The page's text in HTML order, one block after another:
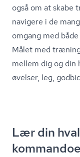
også om at skabe
navigere i de
omgang med
Målet med
mellem dig og din
øvelser, leg,
Lær din